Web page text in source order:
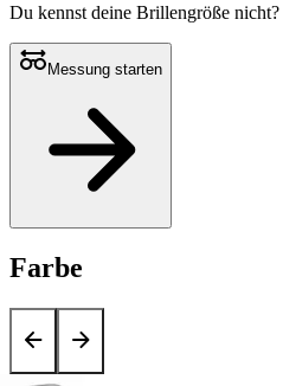
Du kennst deine Brillengröße nicht?
Messung starten
Farbe